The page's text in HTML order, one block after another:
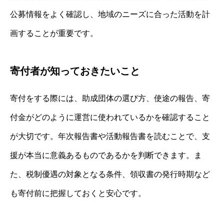
公募情報をよく確認し、地域のニーズに合った活動を計
画することが重要です。
寄付者が知っておきたいこと
寄付をする際には、助成団体の選び方、使途の報告、寄
付金がどのように運営に使われているかを確認すること
が大切です。年次報告書や活動報告書を読むことで、支
援が本当に意義あるものであるかを判断できます。ま
た、税制優遇の対象となる条件、領収書の発行時期など
も寄付前に把握しておくと安心です。